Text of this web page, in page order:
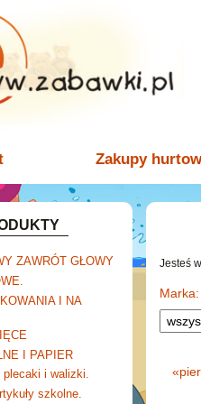
Zakupy
ZAWRÓT GŁOWY
chłopców.
dla lalek.
i zszywacze.
teczki i segregatory.
I NA
mamy i
I PAPIER
plecaki i walizki.
szkolne.
Jesteś
Marka:
«